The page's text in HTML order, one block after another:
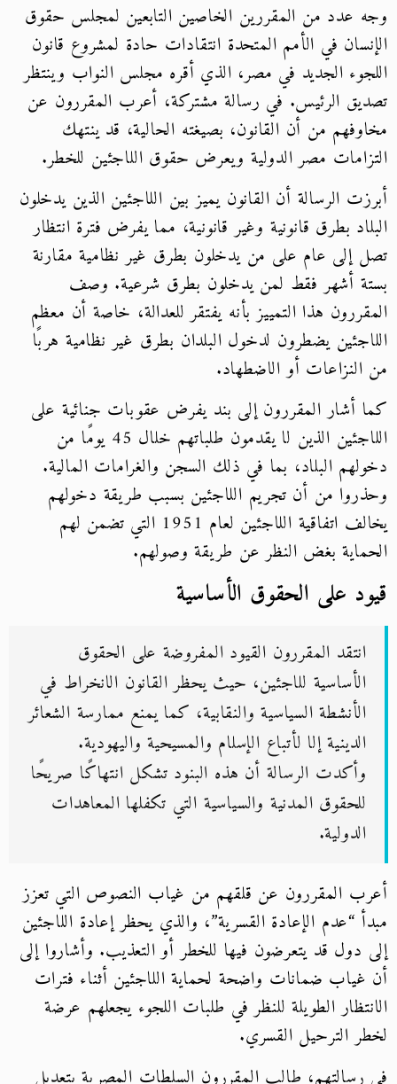
وجه عدد من المقررين الخاصين التابعين لمجلس حقوق
الإنسان في الأمم المتحدة انتقادات حادة لمشروع قانون
اللجوء الجديد في مصر، الذي أقره مجلس النواب وينتظر
تصديق الرئيس. في رسالة مشتركة، أعرب المقررون عن
مخاوفهم من أن القانون، بصيغته الحالية، قد ينتهك
التزامات مصر الدولية ويعرض حقوق اللاجئين للخطر.
أبرزت الرسالة أن القانون يميز بين اللاجئين الذين يدخلون
البلاد بطرق قانونية وغير قانونية، مما يفرض فترة انتظار
تصل إلى عام على من يدخلون بطرق غير نظامية مقارنة
بستة أشهر فقط لمن يدخلون بطرق شرعية. وصف
المقررون هذا التمييز بأنه يفتقر للعدالة، خاصة أن معظم
اللاجئين يضطرون لدخول البلدان بطرق غير نظامية هربًا
من النزاعات أو الاضطهاد.
كما أشار المقررون إلى بند يفرض عقوبات جنائية على
اللاجئين الذين لا يقدمون طلباتهم خلال 45 يومًا من
دخولهم البلاد، بما في ذلك السجن والغرامات المالية.
وحذروا من أن تجريم اللاجئين بسبب طريقة دخولهم
يخالف اتفاقية اللاجئين لعام 1951 التي تضمن لهم
الحماية بغض النظر عن طريقة وصولهم.
قيود على الحقوق الأساسية
انتقد المقررون القيود المفروضة على الحقوق
الأساسية للاجئين، حيث يحظر القانون الانخراط في
الأنشطة السياسية والنقابية، كما يمنع ممارسة الشعائر
الدينية إلا لأتباع الإسلام والمسيحية واليهودية.
وأكدت الرسالة أن هذه البنود تشكل انتهاكًا صريحًا
للحقوق المدنية والسياسية التي تكفلها المعاهدات
الدولية.
أعرب المقررون عن قلقهم من غياب النصوص التي تعزز
مبدأ “عدم الإعادة القسرية”، والذي يحظر إعادة اللاجئين
إلى دول قد يتعرضون فيها للخطر أو التعذيب. وأشاروا إلى
أن غياب ضمانات واضحة لحماية اللاجئين أثناء فترات
الانتظار الطويلة للنظر في طلبات اللجوء يجعلهم عرضة
لخطر الترحيل القسري.